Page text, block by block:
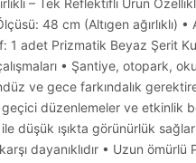
– Tek Reflektifli Ürün
48 cm (Altıgen ağırlıklı) •
adet Prizmatik Beyaz Şerit
• Şantiye, otopark,
ve gece farkındalık
düzenlemeler ve etkinlik
düşük ışıkta görünürlük sağlar
dayanıklıdır • Uzun ömürlü